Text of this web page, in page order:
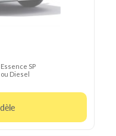
Essence SP
ou Diesel